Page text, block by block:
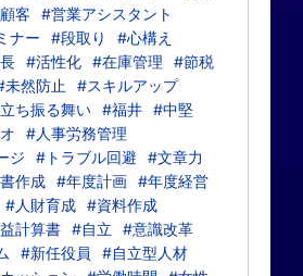
客
#営業アシスタント
ナー
#段取り
#心構え
#活性化 #在庫管理
#節税
未然防止
#スキルアップ
ち振る舞い #福井 #中堅
#人事労務管理
ジ
#トラブル回避
#文章力
作成 #年度計画 #年度経営
#人財育成 #資料作成
計算書 #自立
#意識改革
#新任役員
#自立型人材